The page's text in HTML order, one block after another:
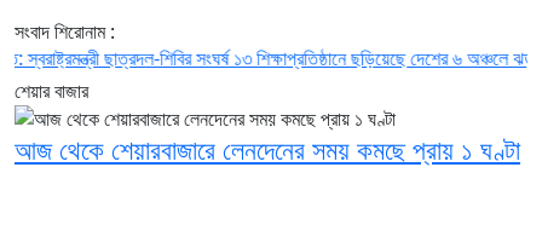
সংবাদ শিরোনাম :
ছাত্রদল-শিবির সংঘর্ষ ১৩ শিক্ষাপ্রতিষ্ঠানে ছড়িয়েছেদেশের ৬ অঞ্চলে ঝড়-
শেয়ার বাজার
আজ থেকে শেয়ারবাজারে লেনদেনের সময় কমছে প্রায় ১ ঘণ্টা